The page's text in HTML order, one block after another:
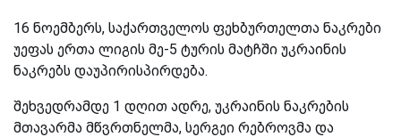
16 ნოემბერს, საქართველოს ფეხბურთელთა ნაკრები
უეფას ერთა ლიგის მე-5 ტურის მატჩში უკრაინის
ნაკრებს დაუპირისპირდება.
შეხვედრამდე 1 დღით ადრე, უკრაინის ნაკრების
მთავარმა მწვრთნელმა, სერგეი რებროვმა და